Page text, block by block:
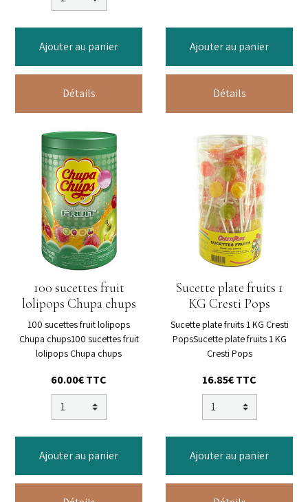
Ajouter au panier
Détails
Ajouter au panier
Détails
100 sucettes fruit
lolipops Chupa chups
100 sucettes fruit lolipops
Chupa chups100 sucettes fruit
lolipops Chupa chups
60.00€ TTC
Ajouter au panier
Sucette plate fruits 1
KG Cresti Pops
Sucette plate fruits 1 KG Cresti
PopsSucette plate fruits 1 KG
Cresti Pops
16.85€ TTC
Ajouter au panier